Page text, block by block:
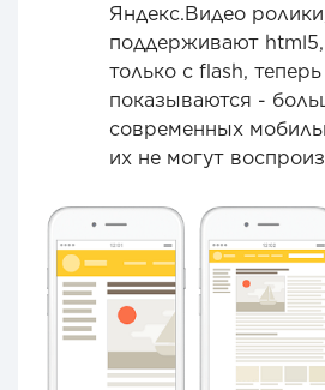
Яндекс.Видео
поддерживают
только с flash,
показываются -
современных
их не могут